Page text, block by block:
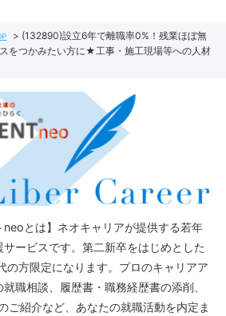
(132890)設立6年で離職率0%！残業ほぼ無
をつかみたい方に★工事・施工現場等への人材
neoとは】ネオキャリアが提供する若年
ービスです。第二新卒をはじめとした
の方限定になります。プロのキャリアア
職相談、履歴書・職務経歴書の添削、
ご紹介など、あなたの就職活動を内定ま